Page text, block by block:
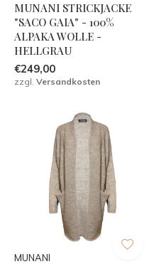
MUNANI STRICKJACKE
"SACO GAIA" - 100%
ALPAKA WOLLE -
HELLGRAU
€249,00
zzgl. Versandkosten
MUNANI